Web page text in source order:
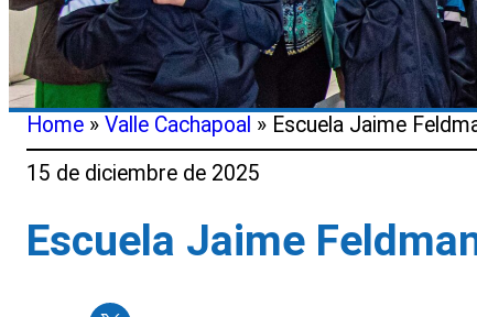
Home » Valle Cachapoal » Escuela Jaime
15 de diciembre de 2025
Escuela Jaime